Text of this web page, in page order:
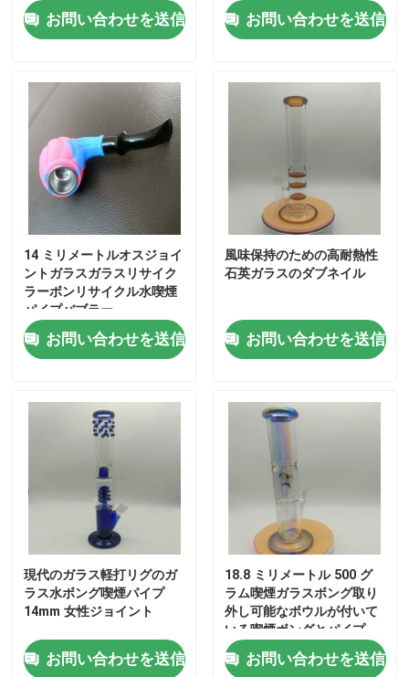
お問い合わせを送信 お問い合わせを送信
14 ミリメートルオスジョイ
ントガラスガラスリサイク
ラーボンリサイクル水喫煙
パイプバブラー
お問い合わせを送信
風味保持のための高耐熱性
石英ガラスのダブネイル
お問い合わせを送信
現代のガラス軽打リグのガ
ラス水ボング喫煙パイプ
14mm 女性ジョイント
お問い合わせを送信
18.8 ミリメートル 500 グ
ラム喫煙ガラスボング取り
外し可能なボウルが付いて
いる喫煙ボングとパイプ
お問い合わせを送信